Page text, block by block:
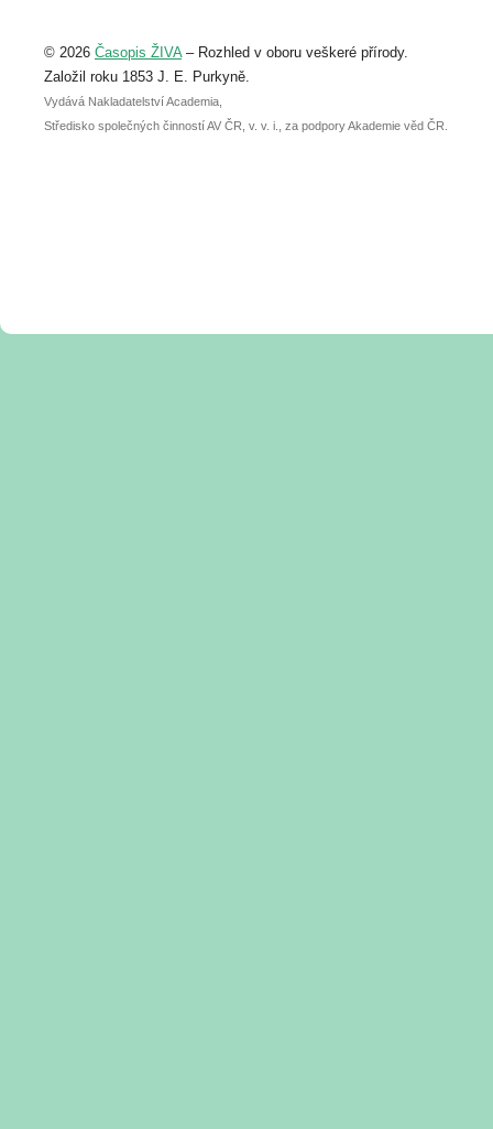
abstraktu přihlášené přednášky nebo
posteru je už 30. června.
© 2026 Časopis ŽIVA– Rozhled v oboru veškeré přírody.
Založil roku 1853 J. E. Purkyně.
Vydává Nakladatelství Academia,
Středisko společných činností AV ČR, v. v. i., za podpory Akademie věd ČR.